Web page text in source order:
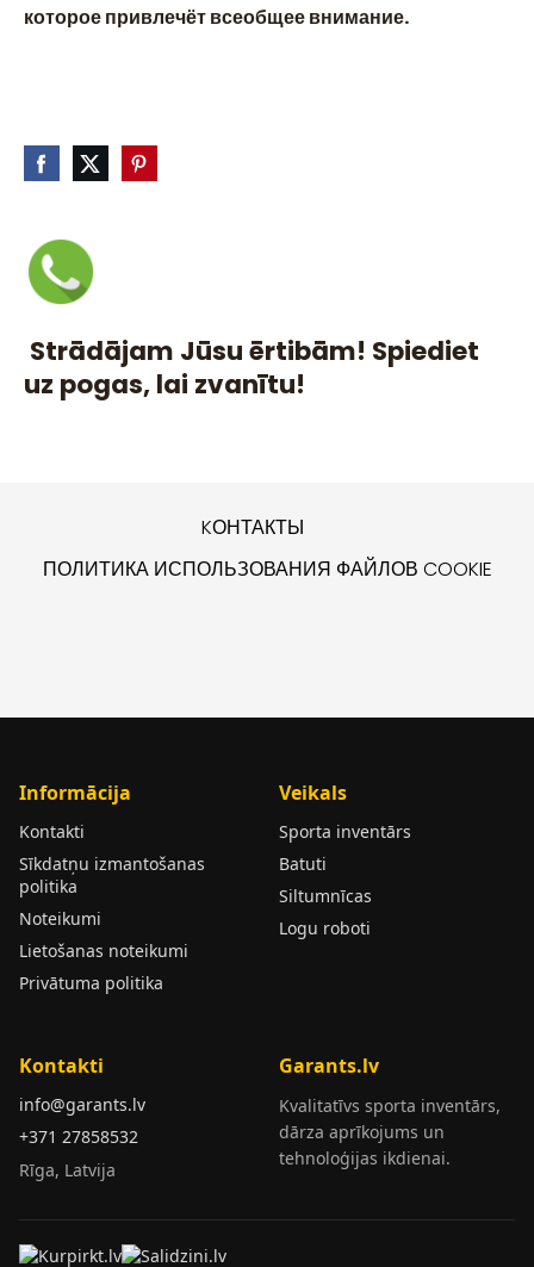
Strādājam Jūsu ērtibām! Spiediet
uz pogas, lai zvanītu!
которое привлечёт всеобщее внимание.
KОНТАКТЫ
ПОЛИТИКА ИСПОЛЬЗОВАНИЯ ФАЙЛОВ COOKIE
Informācija
Kontakti
Sīkdatņu izmantošanas
politika
Noteikumi
Lietošanas noteikumi
Privātuma politika
Veikals
Sporta inventārs
Batuti
Siltumnīcas
Logu roboti
Kontakti
info@garants.lv
+371 27858532
Rīga, Latvija
Garants.lv
Kvalitatīvs sporta inventārs,
dārza aprīkojums un
tehnoloģijas ikdienai.